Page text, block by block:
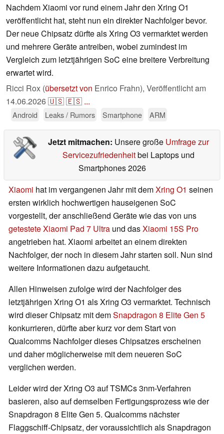
Nachdem Xiaomi vor rund einem Jahr den Xring O1
veröffentlicht hat, steht nun ein direkter Nachfolger bevor.
Der neue Chipsatz dürfte als Xring O3 vermarktet werden
und mehrere Geräte antreiben, wobei zumindest im
Vergleich zum letztjährigen SoC eine breitere Verbreitung
erwartet wird.
Ricci Rox (übersetzt von Enrico Frahn), Veröffentlicht am
14.06.2026🇺🇸🇪🇸 ...
Android Leaks / Rumors Smartphone ARM
Jetzt mitmachen: Unsere große Umfrage zur
Servicezufriedenheitbei Laptops und
Smartphones 2026
Xiaomi hat im vergangenen Jahr mit demXring O1 seinen
ersten wirklich hochwertigen hauseigenen SoC
vorgestellt, der anschließend Geräte wie das von uns
getestete Xiaomi Pad 7 Ultra und dasXiaomi 15S Pro
angetrieben hat. Xiaomi arbeitet an einem direkten
Nachfolger, der noch in diesem Jahr starten soll. Nun sind
weitere Informationen dazu aufgetaucht.
Allen Hinweisen zufolge wird der Nachfolger des
letztjährigen Xring O1 als Xring O3 vermarktet. Technisch
wird dieser Chipsatz mit demSnapdragon 8 Elite Gen 5
konkurrieren, dürfte aber kurz vor dem Start von
Qualcomms Nachfolger dieses Chipsatzes erscheinen
und daher möglicherweise mit dem neueren SoC
verglichen werden.
Leider wird der Xring O3 auf TSMCs 3nm-Verfahren
basieren, also auf demselben Fertigungsprozess wie der
Snapdragon 8 Elite Gen 5. Qualcomms nächster
Flaggschiff-Chipsatz, der voraussichtlich als Snapdragon